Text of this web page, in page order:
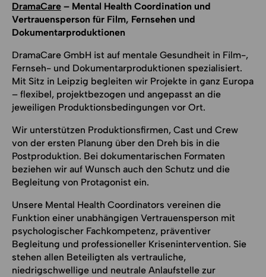
DramaCare – Mental Health Coordination und
Vertrauensperson für Film, Fernsehen und
Dokumentarproduktionen
DramaCare GmbH ist auf mentale Gesundheit in Film-,
Fernseh- und Dokumentarproduktionen spezialisiert.
Mit Sitz in Leipzig begleiten wir Projekte in ganz Europa
– flexibel, projektbezogen und angepasst an die
jeweiligen Produktionsbedingungen vor Ort.
Wir unterstützen Produktionsfirmen, Cast und Crew
von der ersten Planung über den Dreh bis in die
Postproduktion. Bei dokumentarischen Formaten
beziehen wir auf Wunsch auch den Schutz und die
Begleitung von Protagonist ein.
Unsere Mental Health Coordinators vereinen die
Funktion einer unabhängigen Vertrauensperson mit
psychologischer Fachkompetenz, präventiver
Begleitung und professioneller Krisenintervention. Sie
stehen allen Beteiligten als vertrauliche,
niedrigschwellige und neutrale Anlaufstelle zur